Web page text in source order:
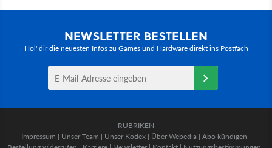
NEWSLETTER BESTELLEN
Hol' dir die neuesten Infos zu Games und Hardware direkt ins Postfach
RUBRIKEN
Impressum | Unser Team | Unser Kodex | Über Webedia | Abo kündigen |